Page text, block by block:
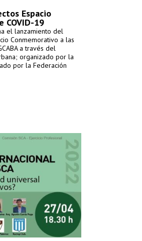
Espacio
COVID-19
el lanzamiento del
Conmemorativo a las
a través del
organizado por la
por la Federación